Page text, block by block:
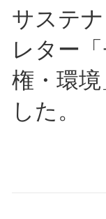
サステ
レター
権・環
した。